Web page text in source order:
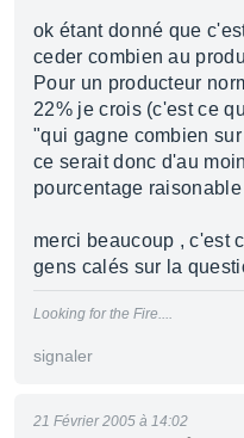
ok étant donné que
ceder combien au
Pour un producteur
22% je crois (c'est ce
"qui gagne combien
ce serait donc d'au
pourcentage raisonable
merci beaucoup , c'est
gens calés sur la
Looking for the Fire....
signaler
21 Février 2005 à 14:02